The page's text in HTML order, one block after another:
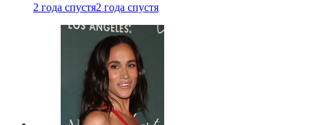
2 года спустя2 года спустя